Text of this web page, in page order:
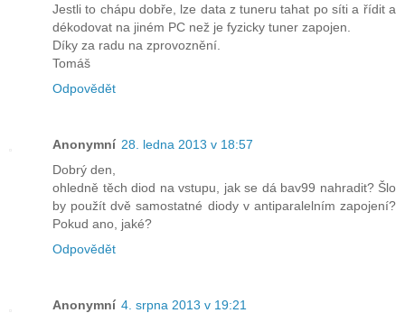
Jestli to chápu dobře, lze data z tuneru tahat po síti a řídit a
dékodovat na jiném PC než je fyzicky tuner zapojen.
Díky za radu na zprovoznění.
Tomáš
Odpovědět
Anonymní 28. ledna 2013 v 18:57
Dobrý den,
ohledně těch diod na vstupu, jak se dá bav99 nahradit? Šlo
by použít dvě samostatné diody v antiparalelním zapojení?
Pokud ano, jaké?
Odpovědět
Anonymní 4. srpna 2013 v 19:21